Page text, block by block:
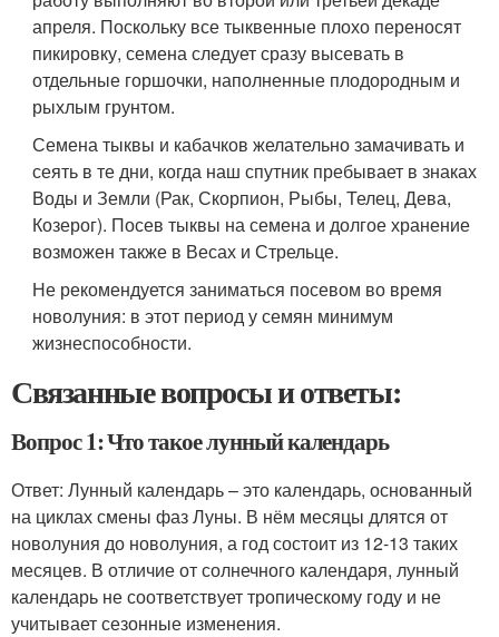
апреля. Поскольку все тыквенные плохо переносят
пикировку, семена следует сразу высевать в
отдельные горшочки, наполненные плодородным и
рыхлым грунтом.
Семена тыквы и кабачков желательно замачивать и
сеять в те дни, когда наш спутник пребывает в знаках
Воды и Земли (Рак, Скорпион, Рыбы, Телец, Дева,
Козерог). Посев тыквы на семена и долгое хранение
возможен также в Весах и Стрельце.
Не рекомендуется заниматься посевом во время
новолуния: в этот период у семян минимум
жизнеспособности.
Связанные вопросы и ответы:
Вопрос 1: Что такое лунный календарь
Ответ: Лунный календарь – это календарь, основанный
на циклах смены фаз Луны. В нём месяцы длятся от
новолуния до новолуния, а год состоит из 12-13 таких
месяцев. В отличие от солнечного календаря, лунный
календарь не соответствует тропическому году и не
учитывает сезонные изменения.